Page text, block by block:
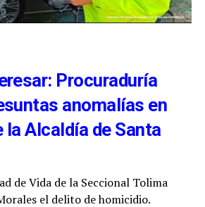
Procuraduría
anomalías en
Alcaldía de Santa
de Vida de la Seccional Tolima
el delito de homicidio.